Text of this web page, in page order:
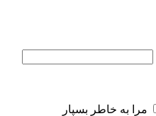
مرا به خاطر بسپار